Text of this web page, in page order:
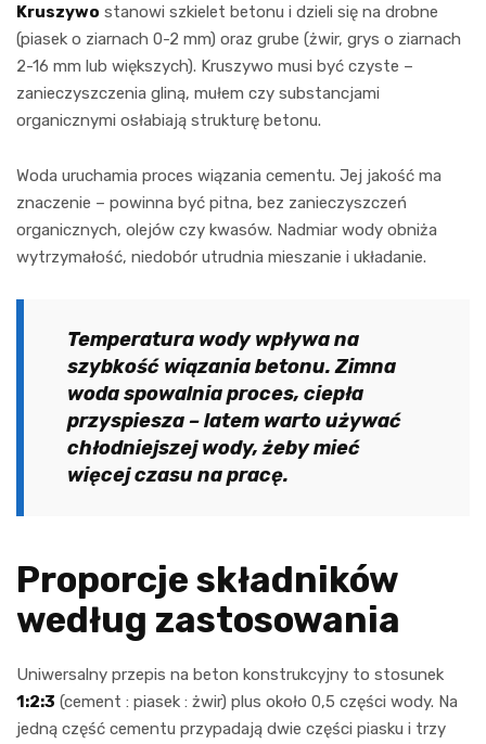
Kruszywo stanowi szkielet betonu i dzieli się na drobne
(piasek o ziarnach 0-2 mm) oraz grube (żwir, grys o ziarnach
2-16 mm lub większych). Kruszywo musi być czyste –
zanieczyszczenia gliną, mułem czy substancjami
organicznymi osłabiają strukturę betonu.
Woda uruchamia proces wiązania cementu. Jej jakość ma
znaczenie – powinna być pitna, bez zanieczyszczeń
organicznych, olejów czy kwasów. Nadmiar wody obniża
wytrzymałość, niedobór utrudnia mieszanie i układanie.
Temperatura wody wpływa na
szybkość wiązania betonu. Zimna
woda spowalnia proces, ciepła
przyspiesza – latem warto używać
chłodniejszej wody, żeby mieć
więcej czasu na pracę.
Proporcje składników
według zastosowania
Uniwersalny przepis na beton konstrukcyjny to stosunek
1:2:3 (cement : piasek : żwir) plus około 0,5 części wody. Na
jedną część cementu przypadają dwie części piasku i trzy